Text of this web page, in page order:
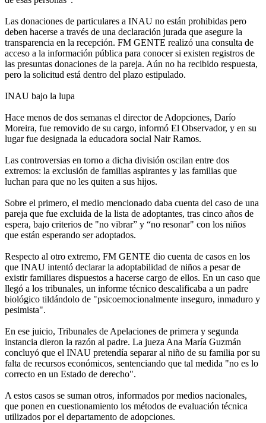
Las donaciones de particulares a INAU no están prohibidas pero
deben hacerse a través de una declaración jurada que asegure la
transparencia en la recepción. FM GENTE realizó una consulta de
acceso a la información pública para conocer si existen registros de
las presuntas donaciones de la pareja. Aún no ha recibido respuesta,
pero la solicitud está dentro del plazo estipulado.
INAU bajo la lupa
Hace menos de dos semanas el director de Adopciones, Darío
Moreira, fue removido de su cargo, informó El Observador, y en su
lugar fue designada la educadora social Nair Ramos.
Las controversias en torno a dicha división oscilan entre dos
extremos: la exclusión de familias aspirantes y las familias que
luchan para que no les quiten a sus hijos.
Sobre el primero, el medio mencionado daba cuenta del caso de una
pareja que fue excluida de la lista de adoptantes, tras cinco años de
espera, bajo criterios de "no vibrar” y “no resonar" con los niños
que están esperando ser adoptados.
Respecto al otro extremo, FM GENTE dio cuenta de casos en los
que INAU intentó declarar la adoptabilidad de niños a pesar de
existir familiares dispuestos a hacerse cargo de ellos. En un caso que
llegó a los tribunales, un informe técnico descalificaba a un padre
biológico tildándolo de "psicoemocionalmente inseguro, inmaduro y
pesimista".
En ese juicio, Tribunales de Apelaciones de primera y segunda
instancia dieron la razón al padre. La jueza Ana María Guzmán
concluyó que el INAU pretendía separar al niño de su familia por su
falta de recursos económicos, sentenciando que tal medida "no es lo
correcto en un Estado de derecho".
A estos casos se suman otros, informados por medios nacionales,
que ponen en cuestionamiento los métodos de evaluación técnica
utilizados por el departamento de adopciones.